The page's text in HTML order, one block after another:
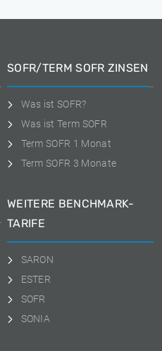
SOFR/TERM SOFR ZINSEN
Was ist SOFR?
Was ist Term SOFR
Term SOFR 1 Monat
Term SOFR 3 Monate
WEITERE BENCHMARK-
TARIFE
SARON
ESTER
SOFR
SONIA